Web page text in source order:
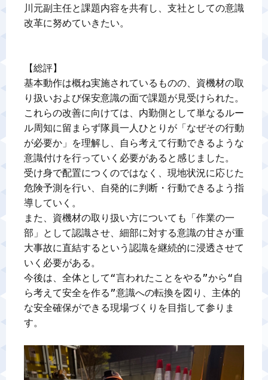
川元副主任と課題内容を共有し、支社としての意識
改革に努めていきたい。
【総評】
基本動作は概ね実施されているものの、資機材の取
り扱いおよび保安意識の面で課題が見受けられた。
これらの改善に向けては、内勤側として単なるルー
ル周知に留まらず隊員一人ひとりが「なぜその行動
が必要か」を理解し、自ら考えて行動できるような
意識付けを行っていく必要があると感じました。
受け身で配置につくのではなく、現地状況に応じた
危険予測を行い、自発的に判断・行動できるよう指
導していく。
また、資機材の取り扱い方についても「作業の一
部」として認識させ、細部に対する意識の甘さが重
大事故に直結するという認識を継続的に浸透させて
いく必要がある。
今後は、全体として“言われたことをやる”から“自
ら考えて安全を作る”意識への転換を図り、主体的
な安全確保ができる現場づくりを目指して参りま
す。